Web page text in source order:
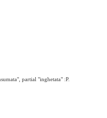
partial "inghetata" :P.